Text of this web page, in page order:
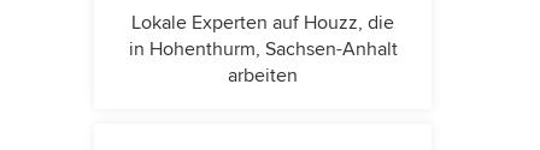
Lokale Experten auf Houzz, die
in Hohenthurm, Sachsen-Anhalt
arbeiten